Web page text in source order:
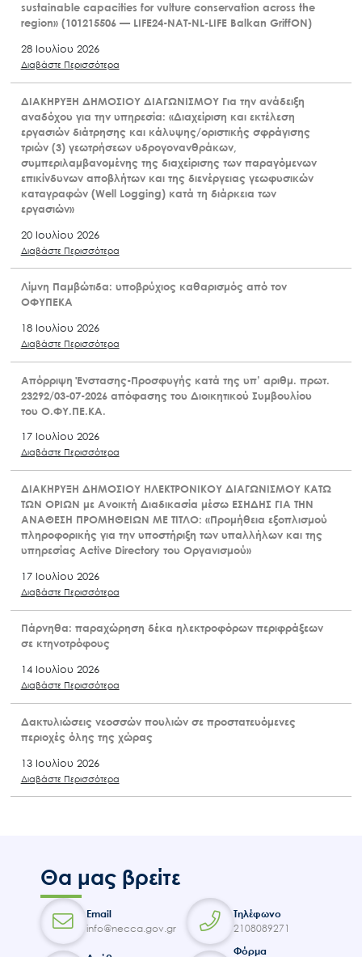
sustainable capacities for vulture conservation across the
region» (101215506 — LIFE24-NAT-NL-LIFE Balkan GriffON)
28 Ιουλίου 2026
Διαβάστε Περισσότερα
ΔΙΑΚΗΡΥΞΗ ΔΗΜΟΣΙΟΥ ΔΙΑΓΩΝΙΣΜΟΥ Για την ανάδειξη
αναδόχου για την υπηρεσία: «Διαχείριση και εκτέλεση
εργασιών διάτρησης και κάλυψης/οριστικής σφράγισης
τριών (3) γεωτρήσεων υδρογονανθράκων,
συμπεριλαμβανομένης της διαχείρισης των παραγόμενων
επικίνδυνων αποβλήτων και της διενέργειας γεωφυσικών
καταγραφών (Well Logging) κατά τη διάρκεια των
εργασιών»
20 Ιουλίου 2026
Διαβάστε Περισσότερα
Λίμνη Παμβώτιδα: υποβρύχιος καθαρισμός από τον
ΟΦΥΠΕΚΑ
18 Ιουλίου 2026
Διαβάστε Περισσότερα
Απόρριψη Ένστασης-Προσφυγής κατά της υπ’ αριθμ. πρωτ.
23292/03-07-2026 απόφασης του Διοικητικού Συμβουλίου
του Ο.ΦΥ.ΠΕ.ΚΑ.
17 Ιουλίου 2026
Διαβάστε Περισσότερα
ΔΙΑΚΗΡΥΞΗ ΔΗΜΟΣΙΟΥ ΗΛΕΚΤΡΟΝΙΚΟΥ ΔΙΑΓΩΝΙΣΜΟΥ ΚΑΤΩ
ΤΩΝ ΟΡΙΩΝ με Ανοικτή Διαδικασία μέσω ΕΣΗΔΗΣ ΓΙΑ ΤΗΝ
ΑΝΑΘΕΣΗ ΠΡΟΜΗΘΕΙΩΝ ΜΕ ΤΙΤΛΟ: «Προμήθεια εξοπλισμού
πληροφορικής για την υποστήριξη των υπαλλήλων και της
υπηρεσίας Active Directory του Οργανισμού»
17 Ιουλίου 2026
Διαβάστε Περισσότερα
Πάρνηθα: παραχώρηση δέκα ηλεκτροφόρων περιφράξεων
σε κτηνοτρόφους
14 Ιουλίου 2026
Διαβάστε Περισσότερα
Δακτυλιώσεις νεοσσών πουλιών σε προστατευόμενες
περιοχές όλης της χώρας
13 Ιουλίου 2026
Διαβάστε Περισσότερα
Θα μας βρείτε
Email
info@necca.gov.gr
Τηλέφωνο
2108089271
Φόρμα